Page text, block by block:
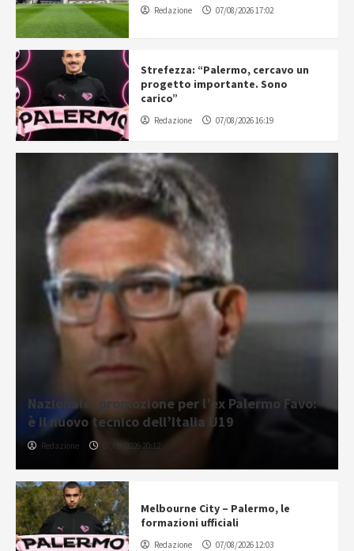
Redazione 07/08/2026 17:02
Strefezza: “Palermo, cercavo un
progetto importante. Sono
carico”
Redazione 07/08/2026 16:19
Nazionale, promozione per l’ex Palermo Favo:
è il nuovo tecnico dell’Italia U19
Redazione 07/08/2026 20:12
Melbourne City – Palermo, le
formazioni ufficiali
Redazione 07/08/2026 12:03